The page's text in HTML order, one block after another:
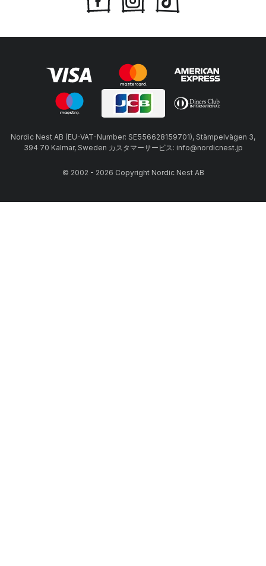
Nordic Nest AB (EU-VAT-Number: SE556628159701), Stämpelvägen 3,
394 70 Kalmar, Sweden カスタマーサービス: info@nordicnest.jp
© 2002 - 2026 Copyright Nordic Nest AB